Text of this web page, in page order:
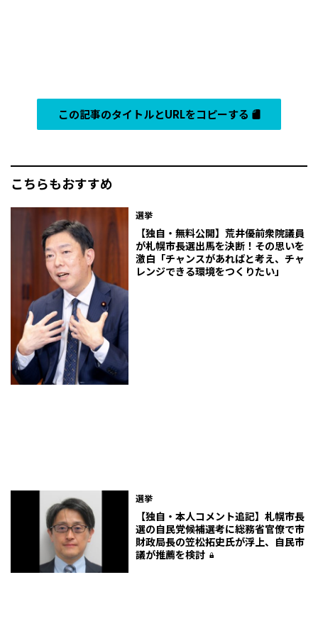
この記事のタイトルとURLをコピーする
こちらもおすすめ
選挙
【独自・無料公開】荒井優前衆院議員
が札幌市長選出馬を決断！その思いを
激白「チャンスがあればと考え、チャ
レンジできる環境をつくりたい」
選挙
【独自・本人コメント追記】札幌市長
選の自民党候補選考に総務省官僚で市
財政局長の笠松拓史氏が浮上、自民市
議が推薦を検討